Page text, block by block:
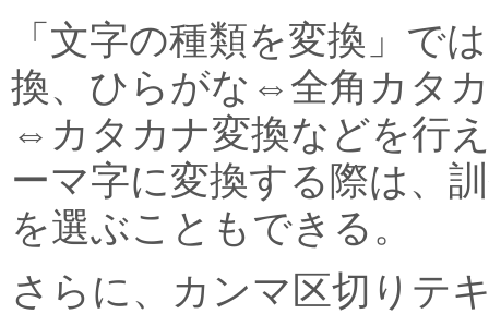
「文字の種類を変換」で
換、ひらがな⇔全角カタ
⇔カタカナ変換などを行
ーマ字に変換する際は、
を選ぶこともできる。
さらに、カンマ区切りテ